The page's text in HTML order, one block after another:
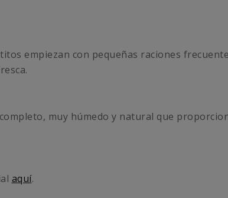
empiezan con pequeñas raciones
muy húmedo y natural que
aquí.